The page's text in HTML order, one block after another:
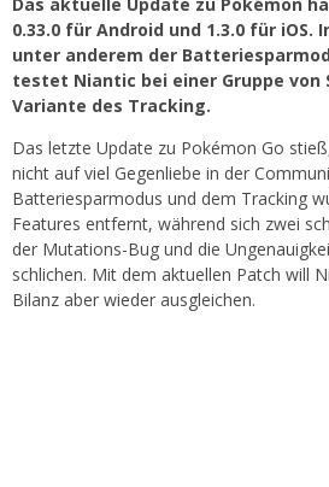
0.33.0 für Android und 1.3.0 für iOS.
unter anderem der
testet Niantic bei einer Gruppe von
Variante des Tracking.
Das letzte Update zu Pokémon Go
nicht auf viel Gegenliebe in der
Batteriesparmodus und dem Tracking
Features entfernt, während sich zwei
der Mutations-Bug und die
schlichen. Mit dem aktuellen Patch will
Bilanz aber wieder ausgleichen.